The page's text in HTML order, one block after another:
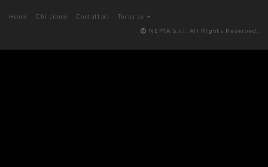
Home Chi siamo Contattaci
Torna su
NEPTA S.r.l. All Rights Reserved.